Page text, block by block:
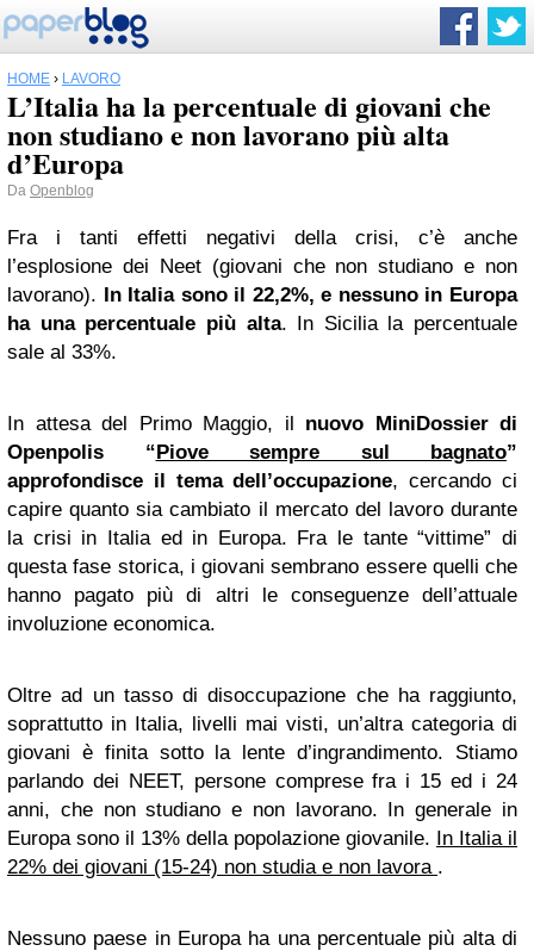
HOME › LAVORO
L’Italia ha la percentuale di giovani che
non studiano e non lavorano più alta
d’Europa
Da Openblog
Fra i tanti effetti negativi della crisi, c’è anche
l’esplosione dei Neet (giovani che non studiano e non
lavorano). In Italia sono il 22,2%, e nessuno in Europa
ha una percentuale più alta. In Sicilia la percentuale
sale al 33%.
In attesa del Primo Maggio, il nuovo MiniDossier di
Openpolis “Piove sempre sul bagnato”
approfondisce il tema dell’occupazione, cercando ci
capire quanto sia cambiato il mercato del lavoro durante
la crisi in Italia ed in Europa. Fra le tante “vittime” di
questa fase storica, i giovani sembrano essere quelli che
hanno pagato più di altri le conseguenze dell’attuale
involuzione economica.
Oltre ad un tasso di disoccupazione che ha raggiunto,
soprattutto in Italia, livelli mai visti, un’altra categoria di
giovani è finita sotto la lente d’ingrandimento. Stiamo
parlando dei NEET, persone comprese fra i 15 ed i 24
anni, che non studiano e non lavorano. In generale in
Europa sono il 13% della popolazione giovanile. In Italia il
22% dei giovani (15-24) non studia e non lavora .
Nessuno paese in Europa ha una percentuale più alta di